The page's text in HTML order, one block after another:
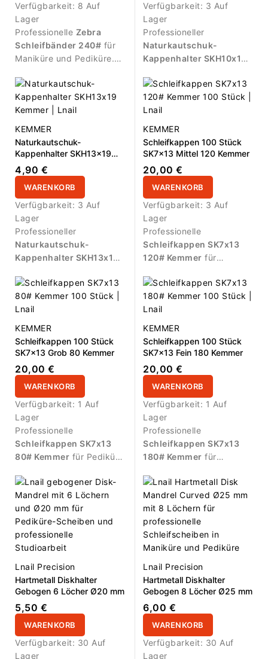
Verfügbarkeit: 8 Auf
Lager
Professionelle Zebra
Schleifbänder 240# für
Maniküre und Pediküre.
Verfeinerung, Glättung
und Finish-Arbeiten.
DurchmesserØ7,0mm
Arbeitslänge
Packung mit
50 Stück
Geeignet für kompatible
Verfügbarkeit: 3 Auf
Lager
Professioneller
Naturkautschuk-
Kappenhalter SKH10x15
Fußpflege. Entwickelt für
den sicheren Einsatz mit
kompatiblen
Schleifkappen und für
stabile, kontrollierte
Arbeitsabläufe im
KEMMER
Naturkautschuk-
Kappenhalter SKH13x19
Kemmer
4,90 €
WARENKORB
Verfügbarkeit: 3 Auf
Lager
Professioneller
Naturkautschuk-
Kappenhalter SKH13x19
Fußpflege. Entwickelt für
den sicheren Einsatz mit
kompatiblen
Schleifkappen und für
stabile, kontrollierte
Arbeitsabläufe im
KEMMER
Schleifkappen 100 Stück
SK7x13 Mittel 120 Kemmer
20,00 €
WARENKORB
Verfügbarkeit: 3 Auf
Lager
Professionelle
Schleifkappen SK7x13
120# Kemmer für
Mittlere Körnung für die
kontrollierte Bearbeitung
rauer Haut, Glättung und
tägliche abrasive
Anwendungen. Packung
mit100 Stückfür
effizienten Profi-Einsatz.
KEMMER
Schleifkappen 100 Stück
SK7x13 Grob 80 Kemmer
20,00 €
WARENKORB
Verfügbarkeit: 1 Auf
Lager
Professionelle
Schleifkappen SK7x13
80# Kemmer für Pediküre
Körnung für die effektive
Bearbeitung rauer Haut,
Hornhaut und intensiverer
abrasiver Anwendungen.
Packung mit100 Stück
für hygienischen und
effizienten Profi-Einsatz.
KEMMER
Schleifkappen 100 Stück
SK7x13 Fein 180 Kemmer
20,00 €
WARENKORB
Verfügbarkeit: 1 Auf
Lager
Professionelle
Schleifkappen SK7x13
180# Kemmer für
Feine Körnung für
kontrollierte Glättung,
Oberflächenverfeinerung
und sanfte abrasive
Anwendungen. Packung
mit100 Stück für
hygienischen und
effizienten Profi-Einsatz.
Lnail Precision
Hartmetall Diskhalter
Gebogen 6 Löcher Ø20 mm
5,50 €
WARENKORB
Verfügbarkeit: 30 Auf
Lager
Lnail Precision
Hartmetall Diskhalter
Gebogen 8 Löcher Ø25 mm
6,00 €
WARENKORB
Verfügbarkeit: 30 Auf
Lager